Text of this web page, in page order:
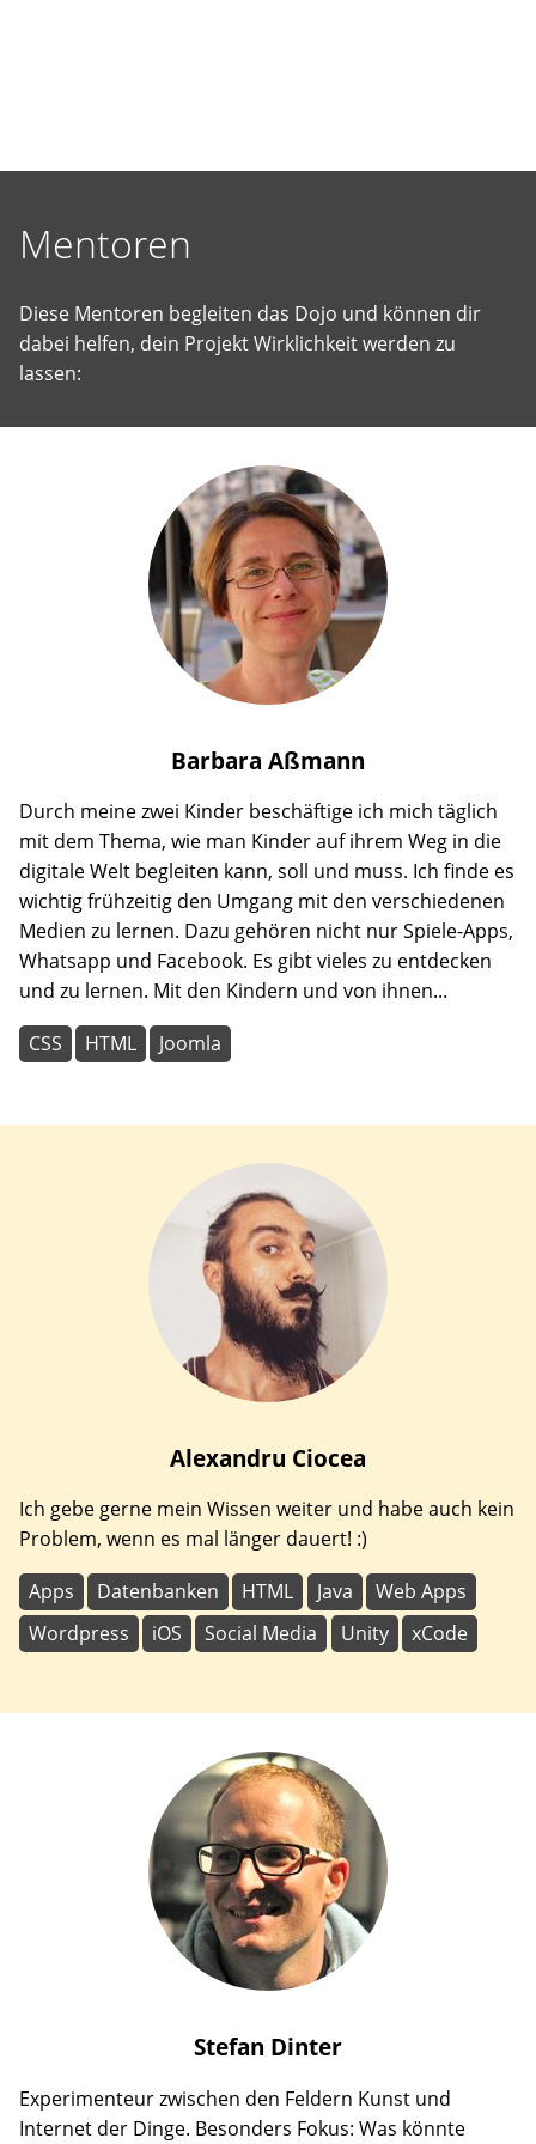
zu
Mentoren
Diese Mentoren begleiten das Dojo und können dir
dabei helfen, dein Projekt Wirklichkeit werden zu
lassen:
Barbara Aßmann
Durch meine zwei Kinder beschäftige ich mich täglich
mit dem Thema, wie man Kinder auf ihrem Weg in die
digitale Welt begleiten kann, soll und muss. Ich finde es
wichtig frühzeitig den Umgang mit den verschiedenen
Medien zu lernen. Dazu gehören nicht nur Spiele-Apps,
Whatsapp und Facebook. Es gibt vieles zu entdecken
und zu lernen. Mit den Kindern und von ihnen...
CSS HTML Joomla
Alexandru Ciocea
Ich gebe gerne mein Wissen weiter und habe auch kein
Problem, wenn es mal länger dauert! :)
Apps Datenbanken HTML Java
Web Apps
Wordpress
iOS Social Media Unity xCode
Stefan Dinter
Experimenteur zwischen den Feldern Kunst und
Internet der Dinge. Besonders Fokus: Was könnte